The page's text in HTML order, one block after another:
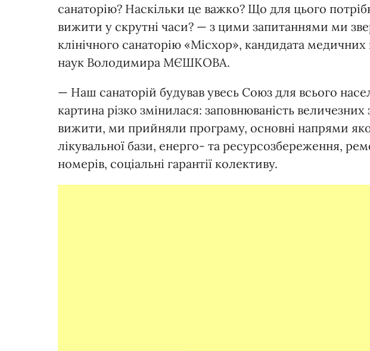
санаторію? Наскільки це важко? Що для цього
вижити у скрутні часи? — з цими запитаннями ми
клінічного санаторію «Місхор», кандидата
наук Володимира МЄШКОВА.
— Наш санаторій будував увесь Союз для всього
картина різко змінилася: заповнюваність
вижити, ми прийняли програму, основні напрями
лікувальної бази, енерго- та ресурсозбереження,
номерів, соціальні гарантії колективу.